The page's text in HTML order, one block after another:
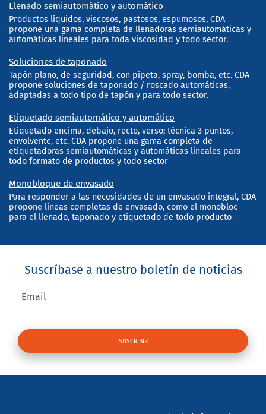
Llenado semiautomático y automático
Productos líquidos, viscosos, pastosos, espumosos, CDA
propone una gama completa de llenadoras semiautomáticas y
automáticas lineales para toda viscosidad y todo sector.
Soluciones de taponado
Tapón plano, de seguridad, con pipeta, spray, bomba, etc. CDA
propone soluciones de taponado / roscado automáticas,
adaptadas a todo tipo de tapón y para todo sector.
Etiquetado semiautomático y automático
Etiquetado encima, debajo, recto, verso; técnica 3 puntos,
envolvente, etc. CDA propone una gama completa de
etiquetadoras semiautomáticas y automáticas lineales para
todo formato de productos y todo sector
Monobloque de envasado
Para responder a las necesidades de un envasado integral, CDA
propone líneas completas de envasado, como el monobloc
para el llenado, taponado y etiquetado de todo producto
Suscríbase a nuestro boletín de noticias
Email